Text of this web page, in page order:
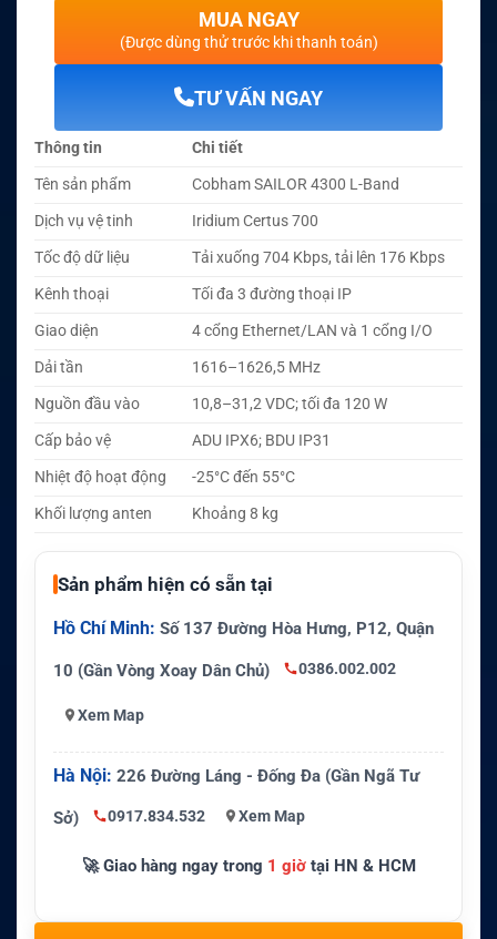
MUA NGAY
(Được dùng thử trước khi thanh toán)
TƯ VẤN NGAY
Thông tin
Chi tiết
Tên sản phẩm
Cobham SAILOR 4300 L-Band
Dịch vụ vệ tinh
Iridium Certus 700
Tốc độ dữ liệu
Tải xuống 704 Kbps, tải lên 176 Kbps
Kênh thoại
Tối đa 3 đường thoại IP
Giao diện
4 cổng Ethernet/LAN và 1 cổng I/O
Dải tần
1616–1626,5 MHz
Nguồn đầu vào
10,8–31,2 VDC; tối đa 120 W
Cấp bảo vệ
ADU IPX6; BDU IP31
Nhiệt độ hoạt động
-25°C đến 55°C
Khối lượng anten
Khoảng 8 kg
Sản phẩm hiện có sẵn tại
Hồ Chí Minh: Số 137 Đường Hòa Hưng, P12, Quận
10 (Gần Vòng Xoay Dân Chủ) 0386.002.002
Xem Map
Hà Nội: 226 Đường Láng - Đống Đa (Gần Ngã Tư
Sở) 0917.834.532 Xem Map
🚀 Giao hàng ngay trong 1 giờtại HN & HCM